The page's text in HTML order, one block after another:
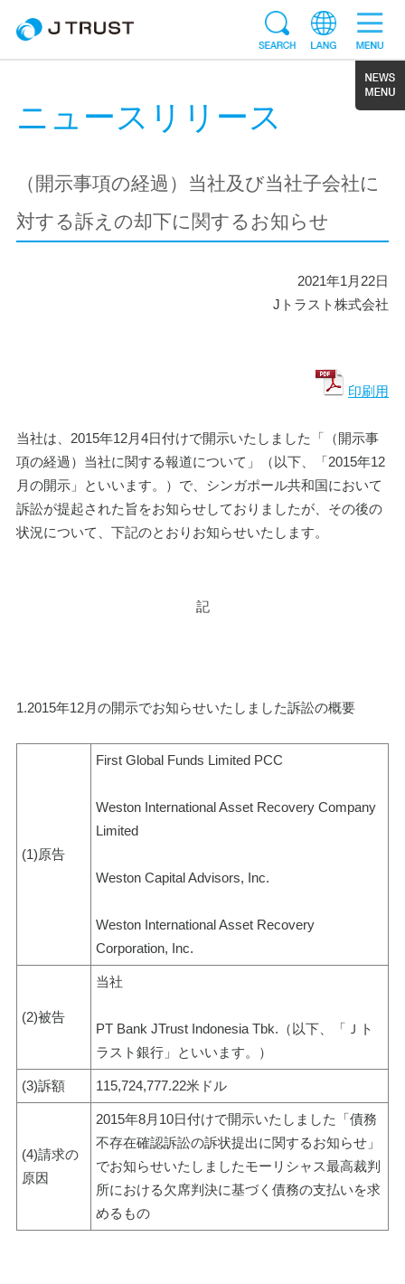
ニュースリリース
（開示事項の経過）当社及び当社子会社に
対する訴えの却下に関するお知らせ
2021年1月22日
Jトラスト株式会社
印刷用
当社は、2015年12月4日付けで開示いたしました「（開示事
項の経過）当社に関する報道について」（以下、「2015年12
月の開示」といいます。）で、シンガポール共和国において
訴訟が提起された旨をお知らせしておりましたが、その後の
状況について、下記のとおりお知らせいたします。
記
1.2015年12月の開示でお知らせいたしました訴訟の概要
(1)原告
First Global Funds Limited PCC
Weston International Asset Recovery Company
Limited
Weston Capital Advisors, Inc.
Weston International Asset Recovery
Corporation, Inc.
(2)被告
当社
PT Bank JTrust Indonesia Tbk.（以下、「Ｊト
ラスト銀行」といいます。）
(3)訴額 115,724,777.22米ドル
(4)請求の
原因
2015年8月10日付けで開示いたしました「債務
不存在確認訴訟の訴状提出に関するお知らせ」
でお知らせいたしましたモーリシャス最高裁判
所における欠席判決に基づく債務の支払いを求
めるもの